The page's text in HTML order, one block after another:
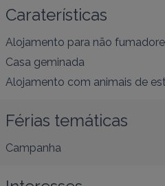
Caraterísticas
Alojamento para não
Casa geminada
Alojamento com animais de
Férias temáticas
Campanha